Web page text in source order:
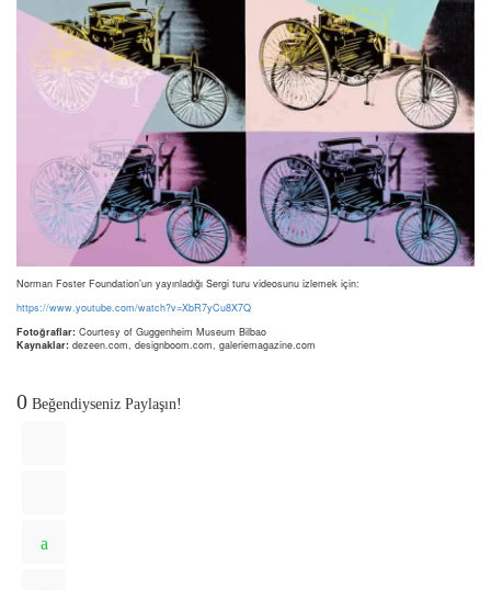
Norman Foster Foundation’un yayınladığı Sergi turu videosunu izlemek için:
https://www.youtube.com/watch?v=XbR7yCu8X7Q
Fotoğraflar: Courtesy of Guggenheim Museum Bilbao
Kaynaklar: dezeen.com, designboom.com, galeriemagazine.com
0 Beğendiyseniz Paylaşın!